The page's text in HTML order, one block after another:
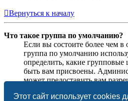
Этот сайт использует cookies
Вернуться к началу
Что такое группа по умолчанию?
Если вы состоите более чем в
группа по умолчанию
определить, какие
быть вам присвоены.
может предоставить вам